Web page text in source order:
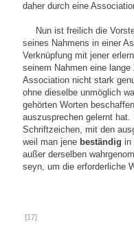
daher durch eine
Nun ist freilich die
seines Nahmens in einer
Verknüpfung mit jener
seinem Nahmen eine
Association nicht stark
ohne dieselbe unmöglich
gehörten Worten
auszusprechen gelernt
Schriftzeichen, mit den
weil man jene beständig in
außer derselben
seyn, um die erforderliche
[17]